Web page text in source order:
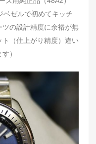
ベゼルで初めてキッチ
の設計精度に余裕が無
（仕上がり精度）違い
）